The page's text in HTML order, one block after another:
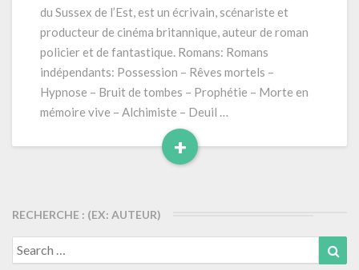
341
pages
(Série
Cold
Hill
–
01)
du Sussex de l’Est, est un écrivain, scénariste et
producteur de cinéma britannique, auteur de roman
policier et de fantastique. Romans: Romans
indépendants: Possession – Rêves mortels –
Hypnose – Bruit de tombes – Prophétie – Morte en
mémoire vive – Alchimiste – Deuil …
+
Read
RECHERCHE : (EX: AUTEUR)
Search
for: